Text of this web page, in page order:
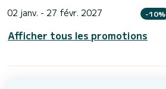
02 janv. - 27 févr. 2027 -10%
Afficher tous les promotions